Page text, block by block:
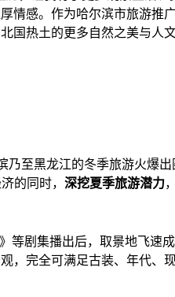
情感。作为哈尔滨市旅游推
国热土的更多自然之美与人
乃至黑龙江的冬季旅游火
的同时， 深挖夏季旅游潜力
剧集播出后，取景地飞速
，完全可满足古装、年代、